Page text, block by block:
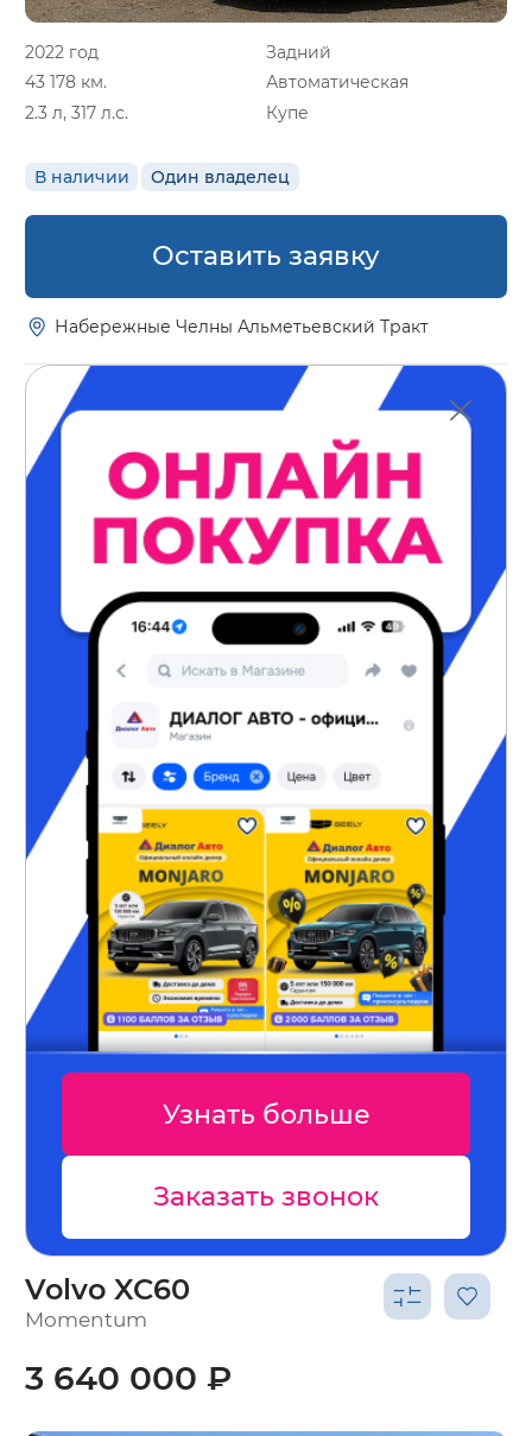
2022 год
Задний
43 178 км.
Автоматическая
2.3 л, 317 л.с.
Купе
В наличии Один владелец
Оставить заявку
Набережные Челны Альметьевский Тракт
Узнать больше
Заказать звонок
Volvo XC60
Momentum
3 640 000 ₽